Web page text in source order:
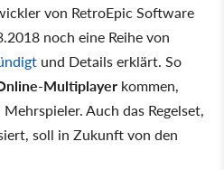
von RetroEpic Software
noch eine Reihe von
und Details erklärt. So
Multiplayer kommen,
Auch das Regelset,
soll in Zukunft von den